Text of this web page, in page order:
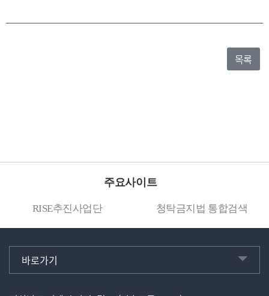
목록
주요사이트
RISE추진사업단 청탁금지법 통합검색
바로가기